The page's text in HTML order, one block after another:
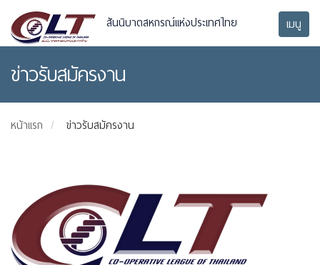
สันนิบาตสหกรณ์แห่งประเทศไทย เมนู
ข่าวรับสมัครงาน
หน้าแรก ข่าวรับสมัครงาน